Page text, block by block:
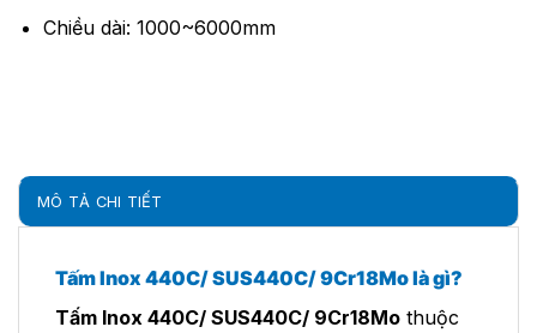
Chiều dài: 1000~6000mm
MÔ TẢ CHI TIẾT
Tấm Inox 440C/ SUS440C/ 9Cr18Mo là gì?
Tấm Inox 440C/ SUS440C/ 9Cr18Mo thuộc